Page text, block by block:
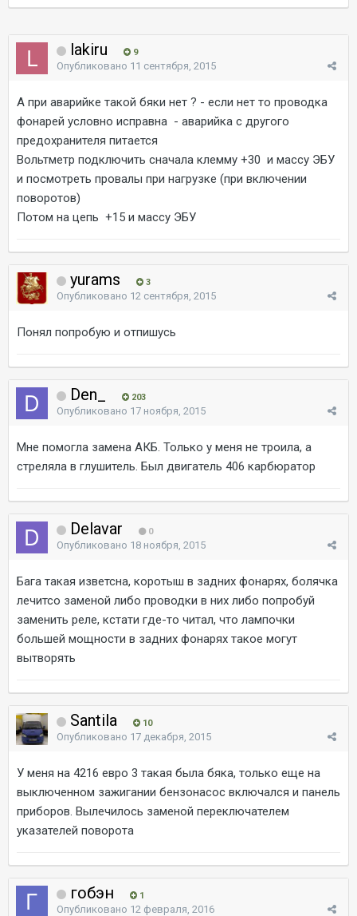
lakiru 9
Опубликовано 11 сентября, 2015
А при аварийке такой бяки нет ? - если нет то проводка
фонарей условно исправна - аварийка с другого
предохранителя питается
Вольтметр подключить сначала клемму +30 и массу ЭБУ
и посмотреть провалы при нагрузке (при включении
поворотов)
Потом на цепь +15 и массу ЭБУ
yurams 3
Опубликовано 12 сентября, 2015
Понял попробую и отпишусь
Den_ 203
Опубликовано 17 ноября, 2015
Мне помогла замена АКБ. Только у меня не троила, а
стреляла в глушитель. Был двигатель 406 карбюратор
Delavar 0
Опубликовано 18 ноября, 2015
Бага такая изветсна, коротыш в задних фонарях, болячка
лечитсо заменой либо проводки в них либо попробуй
заменить реле, кстати где-то читал, что лампочки
большей мощности в задних фонарях такое могут
вытворять
Santila 10
Опубликовано 17 декабря, 2015
У меня на 4216 евро 3 такая была бяка, только еще на
выключенном зажигании бензонасос включался и панель
приборов. Вылечилось заменой переключателем
указателей поворота
гобэн 1
Опубликовано 12 февраля, 2016